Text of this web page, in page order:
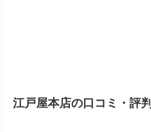
江戸屋本店の口コミ・評判